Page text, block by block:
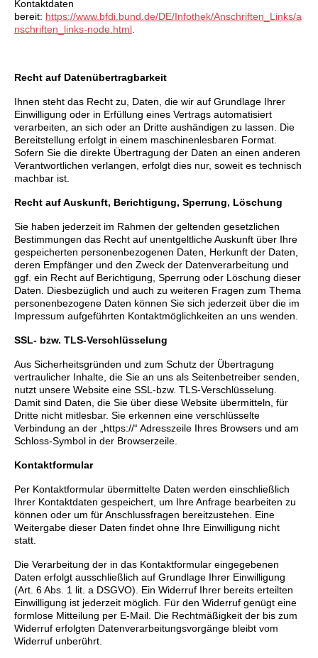
Kontaktdaten
bereit: https://www.bfdi.bund.de/DE/Infothek/Anschriften_Links/a
nschriften_links-node.html
Recht auf Datenübertragbarkeit
Ihnen steht das Recht zu, Daten, die wir auf Grundlage Ihrer
Einwilligung oder in Erfüllung eines Vertrags automatisiert
verarbeiten, an sich oder an Dritte aushändigen zu lassen. Die
Bereitstellung erfolgt in einem maschinenlesbaren Format.
Sofern Sie die direkte Übertragung der Daten an einen anderen
Verantwortlichen verlangen, erfolgt dies nur, soweit es technisch
machbar ist.
Recht auf Auskunft, Berichtigung, Sperrung, Löschung
Sie haben jederzeit im Rahmen der geltenden gesetzlichen
Bestimmungen das Recht auf unentgeltliche Auskunft über Ihre
gespeicherten personenbezogenen Daten, Herkunft der Daten,
deren Empfänger und den Zweck der Datenverarbeitung und
ggf. ein Recht auf Berichtigung, Sperrung oder Löschung dieser
Daten. Diesbezüglich und auch zu weiteren Fragen zum Thema
personenbezogene Daten können Sie sich jederzeit über die im
Impressum aufgeführten Kontaktmöglichkeiten an uns wenden.
SSL- bzw. TLS-Verschlüsselung
Aus Sicherheitsgründen und zum Schutz der Übertragung
vertraulicher Inhalte, die Sie an uns als Seitenbetreiber senden,
nutzt unsere Website eine SSL-bzw. TLS-Verschlüsselung.
Damit sind Daten, die Sie über diese Website übermitteln, für
Dritte nicht mitlesbar. Sie erkennen eine verschlüsselte
Verbindung an der „https://“ Adresszeile Ihres Browsers und am
Schloss-Symbol in der Browserzeile.
Kontaktformular
Per Kontaktformular übermittelte Daten werden einschließlich
Ihrer Kontaktdaten gespeichert, um Ihre Anfrage bearbeiten zu
können oder um für Anschlussfragen bereitzustehen. Eine
Weitergabe dieser Daten findet ohne Ihre Einwilligung nicht
statt.
Die Verarbeitung der in das Kontaktformular eingegebenen
Daten erfolgt ausschließlich auf Grundlage Ihrer Einwilligung
(Art. 6 Abs. 1 lit. a DSGVO). Ein Widerruf Ihrer bereits erteilten
Einwilligung ist jederzeit möglich. Für den Widerruf genügt eine
formlose Mitteilung per E-Mail. Die Rechtmäßigkeit der bis zum
Widerruf erfolgten Datenverarbeitungsvorgänge bleibt vom
Widerruf unberührt.